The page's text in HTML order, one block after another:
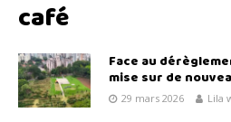
café
Face au
mise sur de
29 mars 2026 Lila